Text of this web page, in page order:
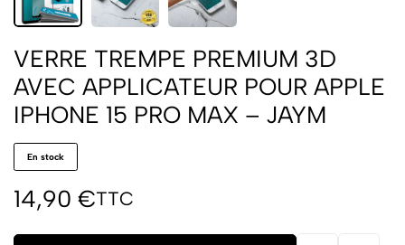
VERRE TREMPE PREMIUM 3D
AVEC APPLICATEUR POUR APPLE
IPHONE 15 PRO MAX – JAYM
En stock
14,90 €TTC